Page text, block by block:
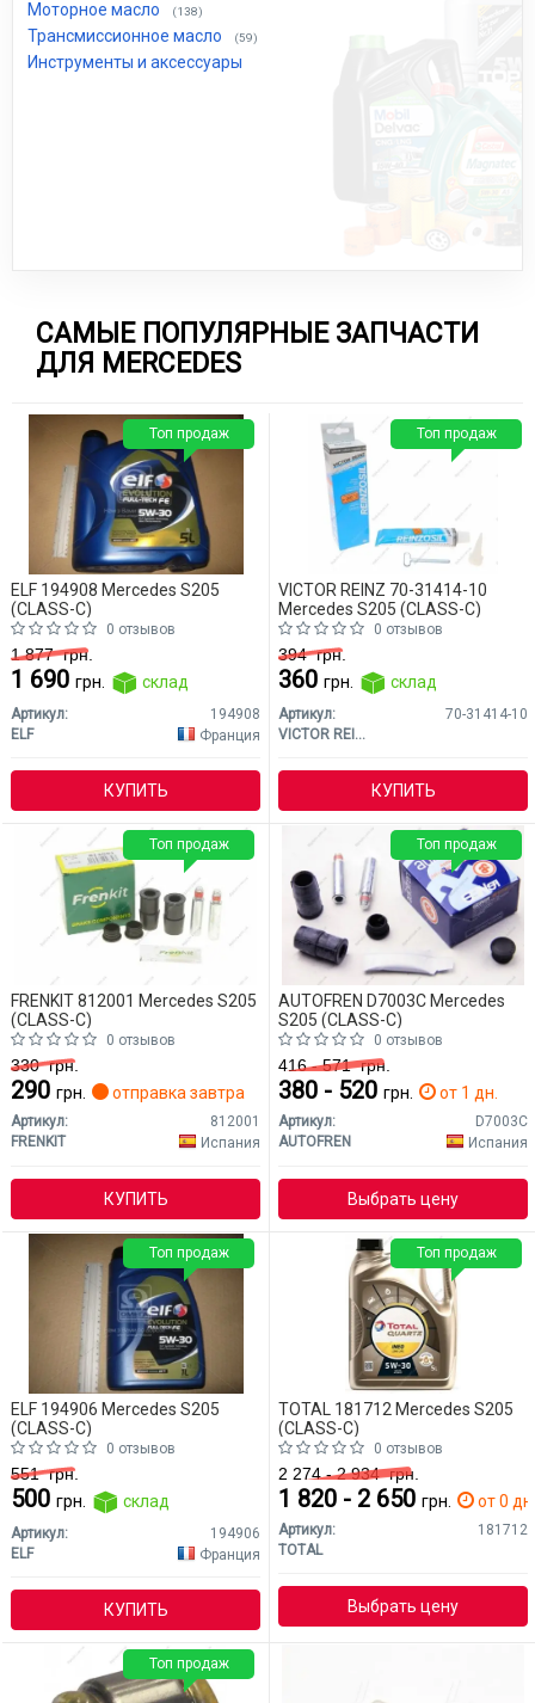
Моторное масло (138)
Трансмиссионное масло (59)
Инструменты и аксессуары
САМЫЕ ПОПУЛЯРНЫЕ ЗАПЧАСТИ
ДЛЯ MERCEDES
ELF 194908 Mercedes S205
(CLASS-C)
0 отзывов
1 877грн.
1 690 грн. склад
Артикул:
194908
ELF
Франция
КУПИТЬ
Топ продаж
VICTOR REINZ 70-31414-10
Mercedes S205 (CLASS-C)
0 отзывов
394грн.
360 грн. склад
Артикул:
70-31414-10
VICTOR REINZ
КУПИТЬ
Топ продаж
FRENKIT 812001 Mercedes S205
(CLASS-C)
0 отзывов
330грн.
290 грн. отправка завтра
Артикул:
812001
FRENKIT
Испания
КУПИТЬ
Топ продаж
AUTOFREN D7003C Mercedes
S205 (CLASS-C)
0 отзывов
416 - 571грн.
380 - 520 грн. от 1 дн.
Артикул:
D7003C
AUTOFREN
Испания
Выбрать цену
Топ продаж
ELF 194906 Mercedes S205
(CLASS-C)
0 отзывов
551грн.
500 грн. склад
Артикул:
194906
ELF
Франция
КУПИТЬ
Топ продаж
TOTAL 181712 Mercedes S205
(CLASS-C)
0 отзывов
2 274 - 2 934грн.
1 820 - 2 650 грн. от 0 дн.
Артикул:
181712
TOTAL
Выбрать цену
Топ продаж
Топ продаж